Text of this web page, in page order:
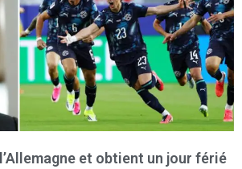
et obtient un jour férié